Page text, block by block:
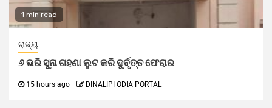
1 min read
ରାଜ୍ୟ
୬ ଭରି ସୁନା ଗହଣା ଲୁଟ କରି ଦୁର୍ବୃତ୍ତ ଫେରାର
15 hours ago DINALIPI ODIA PORTAL